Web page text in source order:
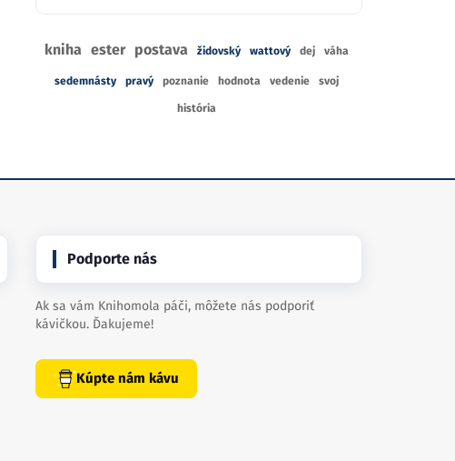
kniha ester postava židovský wattový dej váha
sedemnásty pravý poznanie hodnota vedenie svoj
história
Podporte nás
Ak sa vám Knihomola páči, môžete nás podporiť
kávičkou. Ďakujeme!
Kúpte nám kávu